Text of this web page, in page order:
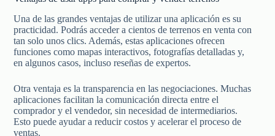
Una de las grandes ventajas de utilizar una aplicación es su
practicidad. Podrás acceder a cientos de terrenos en venta con
tan solo unos clics. Además, estas aplicaciones ofrecen
funciones como mapas interactivos, fotografías detalladas y,
en algunos casos, incluso reseñas de expertos.
Otra ventaja es la transparencia en las negociaciones. Muchas
aplicaciones facilitan la comunicación directa entre el
comprador y el vendedor, sin necesidad de intermediarios.
Esto puede ayudar a reducir costos y acelerar el proceso de
ventas.